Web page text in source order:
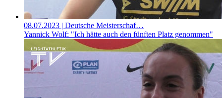
08.07.2023 | Deutsche Meisterschaf…
Yannick Wolf: "Ich hätte auch den fünften Platz genommen"